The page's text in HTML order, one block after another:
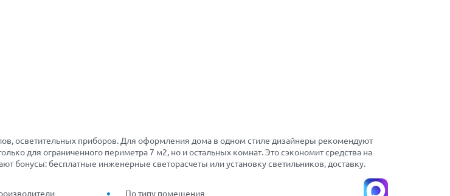
осветительных приборов. Для оформления дома в одном стиле дизайнеры рекомендуют
для ограниченного периметра 7 м2, но и остальных комнат. Это сэкономит средства на
бонусы: бесплатные инженерные светорасчеты или установку светильников, доставку.
По типу помещения